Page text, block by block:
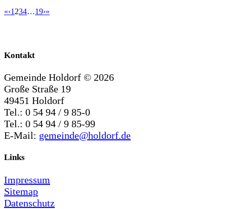
«‹1 234…19›»
Kontakt
Gemeinde Holdorf © 2026
Große Straße 19
49451 Holdorf
Tel.: 0 54 94 / 9 85-0
Tel.: 0 54 94 / 9 85-99
E-Mail: gemeinde@holdorf.de
Links
Impressum
Sitemap
Datenschutz